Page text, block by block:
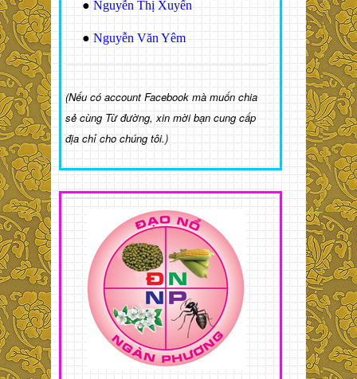
● Nguyễn Thị Xuyến
● Nguyễn Văn Yêm
(Nếu có account Facebook mà muốn chia
sẻ cùng Từ đường, xin mời bạn cung cấp
địa chỉ cho chúng tôi.)